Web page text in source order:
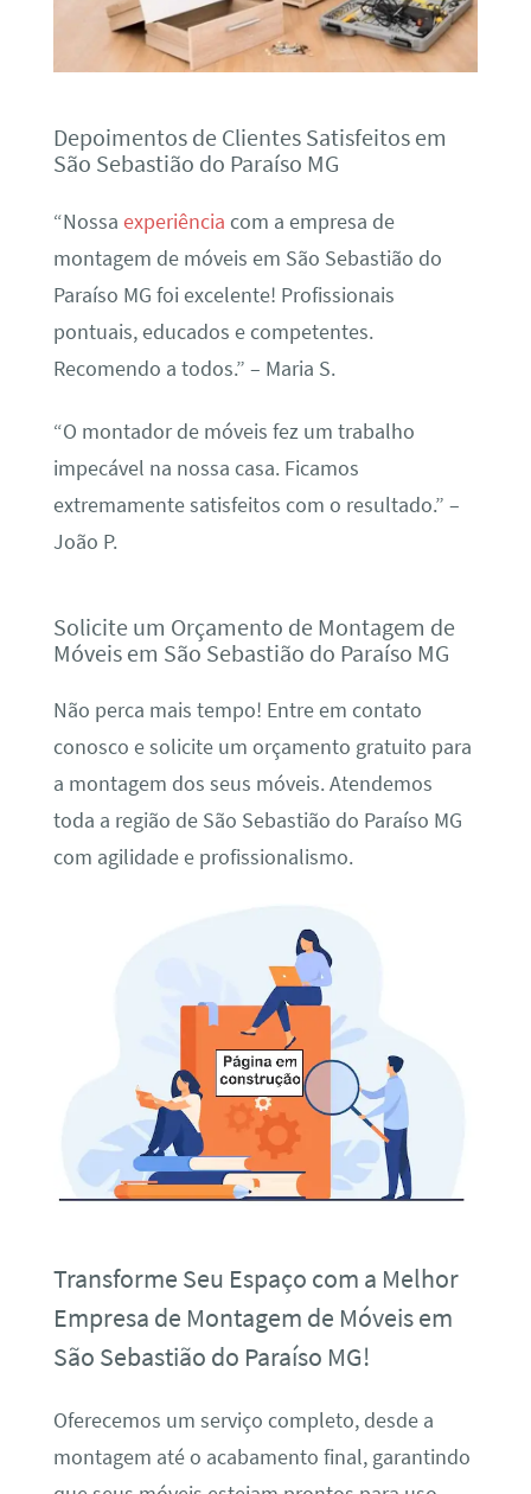
Depoimentos de Clientes Satisfeitos em
São Sebastião do Paraíso MG
“Nossa experiência com a empresa de
montagem de móveis em São Sebastião do
Paraíso MG foi excelente! Profissionais
pontuais, educados e competentes.
Recomendo a todos.” – Maria S.
“O montador de móveis fez um trabalho
impecável na nossa casa. Ficamos
extremamente satisfeitos com o resultado.” –
João P.
Solicite um Orçamento de Montagem de
Móveis em São Sebastião do Paraíso MG
Não perca mais tempo! Entre em contato
conosco e solicite um orçamento gratuito para
a montagem dos seus móveis. Atendemos
toda a região de São Sebastião do Paraíso MG
com agilidade e profissionalismo.
Transforme Seu Espaço com a Melhor
Empresa de Montagem de Móveis em
São Sebastião do Paraíso MG!
Oferecemos um serviço completo, desde a
montagem até o acabamento final, garantindo